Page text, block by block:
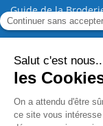
Guide de la
Commande Papier